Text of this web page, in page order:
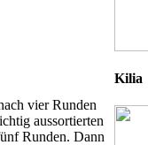
vier Runden
aussortierten
Runden. Dann
Kilia